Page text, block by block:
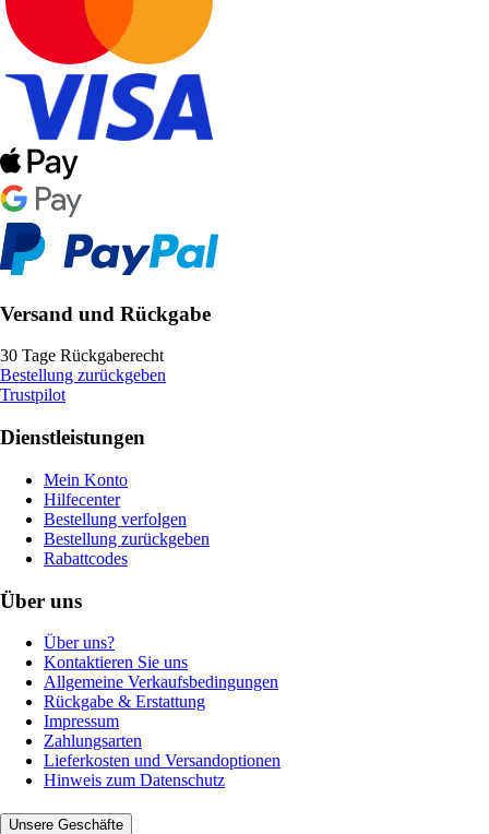
Versand und Rückgabe
30 Tage Rückgaberecht
Bestellung zurückgeben
Trustpilot
Dienstleistungen
Mein Konto
Hilfecenter
Bestellung verfolgen
Bestellung zurückgeben
Rabattcodes
Über uns
Über uns?
Kontaktieren Sie uns
Allgemeine Verkaufsbedingungen
Rückgabe & Erstattung
Impressum
Zahlungsarten
Lieferkosten und Versandoptionen
Hinweis zum Datenschutz
Unsere Geschäfte